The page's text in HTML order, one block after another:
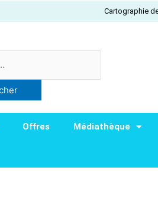
Cartographie
Offres Médiathèque